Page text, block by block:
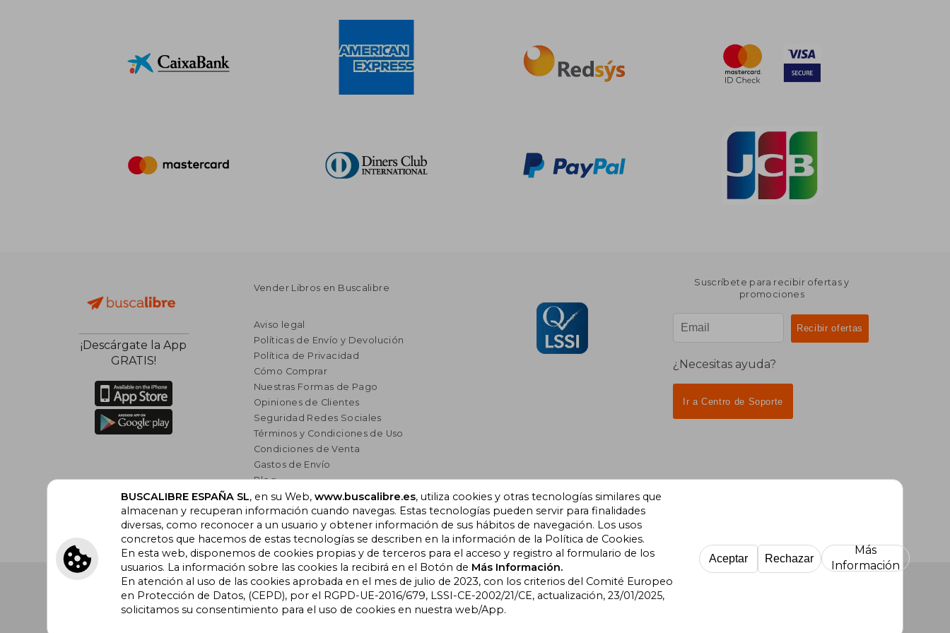
¡Descárgate la App
GRATIS!
Vender Libros en Buscalibre
Aviso legal
Políticas de Envío y Devolución
Política de Privacidad
Cómo Comprar
Nuestras Formas de Pago
Opiniones de Clientes
Seguridad Redes Sociales
Términos y Condiciones de Uso
Condiciones de Venta
Gastos de Envío
Blog
Lista de autores
Incentivo a la Lectura
Libros Recomendados
Suscríbete para recibir ofertas y
promociones
¿Necesitas ayuda?
Ir a Centro de Soporte
Buscalibre España. Calle Energía, 65, Nave 3 (08940), Cornellà de Llobregat,
Barcelona. Derechos Reservados.
Buscalibre Colombia Buscalibre Ecuador Buscalibre España
BUSCALIBRE ESPAÑA SL, en su Web, www.buscalibre.es, utiliza cookies y otras tecnologías similares que
almacenan y recuperan información cuando navegas. Estas tecnologías pueden servir para finalidades
diversas, como reconocer a un usuario y obtener información de sus hábitos de navegación. Los usos
concretos que hacemos de estas tecnologías se describen en la información de la Política de Cookies.
En esta web, disponemos de cookies propias y de terceros para el acceso y registro al formulario de los
usuarios. La información sobre las cookies la recibirá en el Botón de Más Información.
En atención al uso de las cookies aprobada en el mes de julio de 2023, con los criterios del Comité Europeo
en Protección de Datos, (CEPD), por el RGPD-UE-2016/679, LSSI-CE-2002/21/CE, actualización, 23/01/2025,
solicitamos su consentimiento para el uso de cookies en nuestra web/App.
Aceptar Rechazar
Más
Información